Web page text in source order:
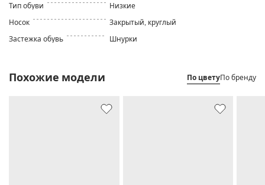
Тип обуви
Низкие
Носок
Закрытый, круглый
Застежка обувь
Шнурки
Похожие модели По цветуПо бренду